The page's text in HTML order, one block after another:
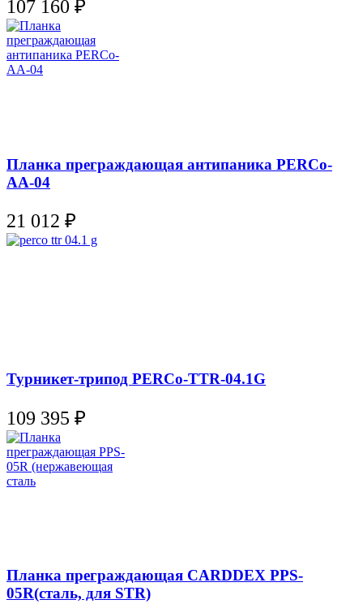
107 160 ₽
Планка преграждающая антипаника PERCo-
AА-04
21 012 ₽
Турникет-трипод PERCo-TTR-04.1G
109 395 ₽
Планка преграждающая CARDDEX PPS-
05R(сталь, для STR)